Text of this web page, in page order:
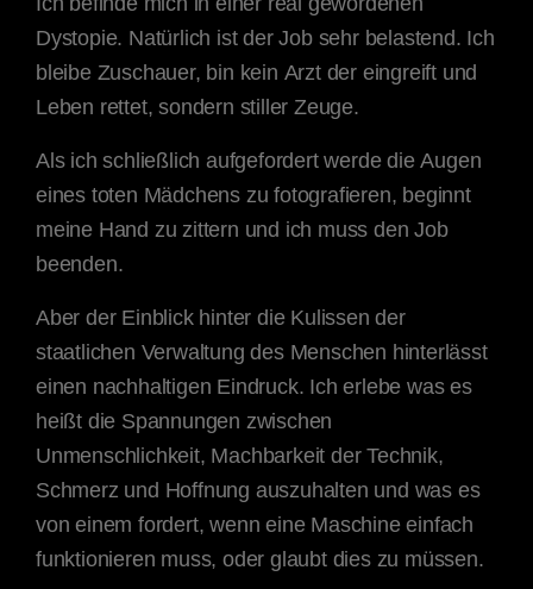
Dystopie. Natürlich ist der Job sehr belastend. Ich
bleibe Zuschauer, bin kein Arzt der eingreift und
Leben rettet, sondern stiller Zeuge.
Als ich schließlich aufgefordert werde die Augen
eines toten Mädchens zu fotografieren, beginnt
meine Hand zu zittern und ich muss den Job
beenden.
Aber der Einblick hinter die Kulissen der
staatlichen Verwaltung des Menschen hinterlässt
einen nachhaltigen Eindruck. Ich erlebe was es
heißt die Spannungen zwischen
Unmenschlichkeit, Machbarkeit der Technik,
Schmerz und Hoffnung auszuhalten und was es
von einem fordert, wenn eine Maschine einfach
funktionieren muss, oder glaubt dies zu müssen.